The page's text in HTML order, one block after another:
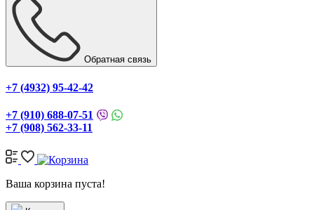
Обратная связь
+7 (4932) 95-42-42
+7 (910) 688-07-51
+7 (908) 562-33-11
Ваша корзина пуста!